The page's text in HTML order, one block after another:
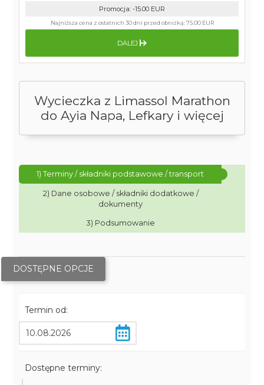
Wycieczka z Limassol Marathon
do Ayia Napa, Lefkary i więcej
1) Terminy / składniki podstawowe / transport
2) Dane osobowe / składniki dodatkowe /
dokumenty
3) Podsumowanie
DOSTĘPNE OPCJE
Termin od:
Dostępne terminy:
Promocja: -15.00 EUR
Najniższa cena z ostatnich 30 dni przed obniżką:75.00 EUR
DALEJ